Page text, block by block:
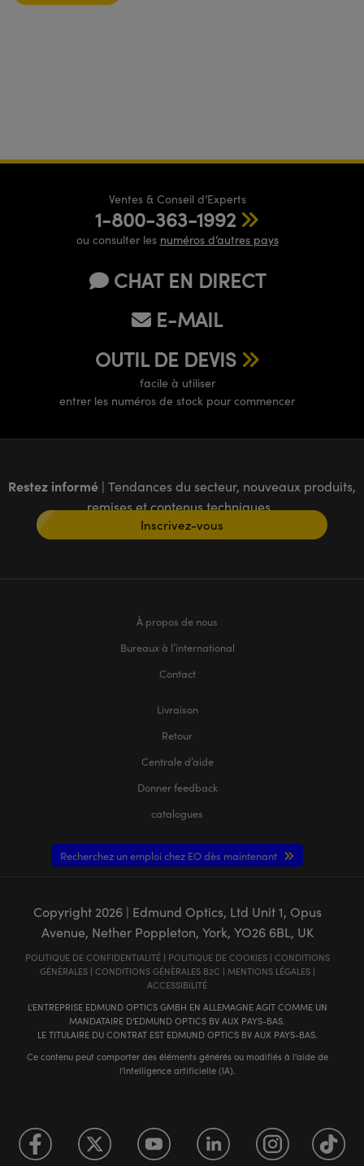
Ventes & Conseil d’Experts
1-800-363-1992
ou consulter les numéros d’autres pays
CHAT EN DIRECT
E-MAIL
OUTIL DE DEVIS
facile à utiliser
entrer les numéros de stock pour commencer
Restez informé | Tendances du secteur, nouveaux produits,
remises et contenus techniques
Inscrivez-vous
À propos de nous
Bureaux à l’international
Contact
Livraison
Retour
Centrale d’aide
Donner feedback
catalogues
Recherchez un emploi chez EO dès maintenant
Copyright 2026| Edmund Optics, Ltd Unit 1, Opus
Avenue, Nether Poppleton, York, YO26 6BL, UK
POLITIQUE DE CONFIDENTIALITÉ| POLITIQUE DE COOKIES| CONDITIONS
GÉNÈRALES| CONDITIONS GÉNÈRALES B2C | MENTIONS LÉGALES|
ACCESSIBILITÉ
L'ENTREPRISE EDMUND OPTICS GMBH EN ALLEMAGNE AGIT COMME UN
MANDATAIRE D'EDMUND OPTICS BV AUX PAYS-BAS.
LE TITULAIRE DU CONTRAT EST EDMUND OPTICS BV AUX PAYS-BAS.
Ce contenu peut comporter des éléments générés ou modifiés à l'aide de
l'intelligence artificielle (IA).